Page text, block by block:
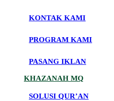
KONTAK KAMI
PROGRAM KAMI
PASANG IKLAN
KHAZANAH MQ
SOLUSI QUR’AN